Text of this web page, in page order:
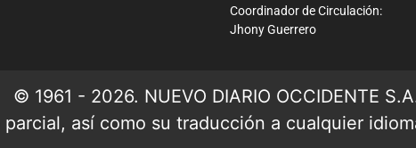
Coordinador de Circulación:
Jhony Guerrero
© 1961 - 2026. NUEVO DIARIO OCCIDENTE
así como su traducción a cualquier